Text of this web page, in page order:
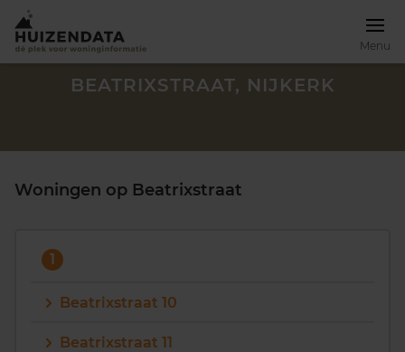
Menu
BEATRIXSTRAAT, NIJKERK
Woningen op Beatrixstraat
1
Beatrixstraat 10
Beatrixstraat 11